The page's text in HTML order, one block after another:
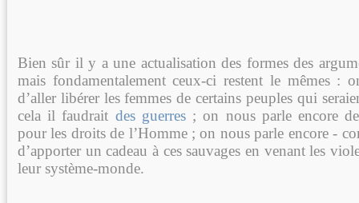
Bien sûr il y a une actualisation des formes des
mais fondamentalement ceux-ci restent le mêmes :
d’aller libérer les femmes de certains peuples qui
cela il faudrait des guerres ; on nous parle encore
pour les droits de l’Homme ; on nous parle encore -
d’apporter un cadeau à ces sauvages en venant les
leur système-monde.